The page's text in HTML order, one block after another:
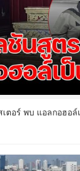
ตอร์ พบ แอลกอฮอล์